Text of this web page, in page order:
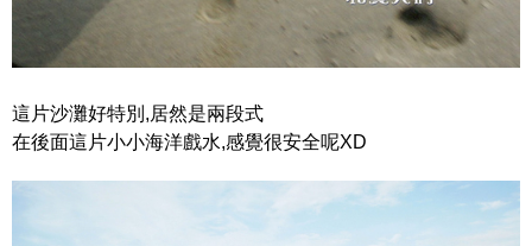
這片沙灘好特別,居然是兩段式
在後面這片小小海洋戲水,感覺很安全呢XD